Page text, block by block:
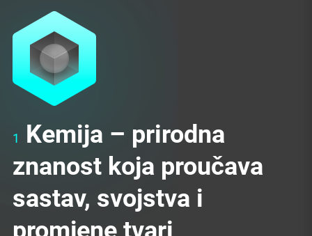
1
Kemija – prirodna
znanost koja proučava
sastav, svojstva i